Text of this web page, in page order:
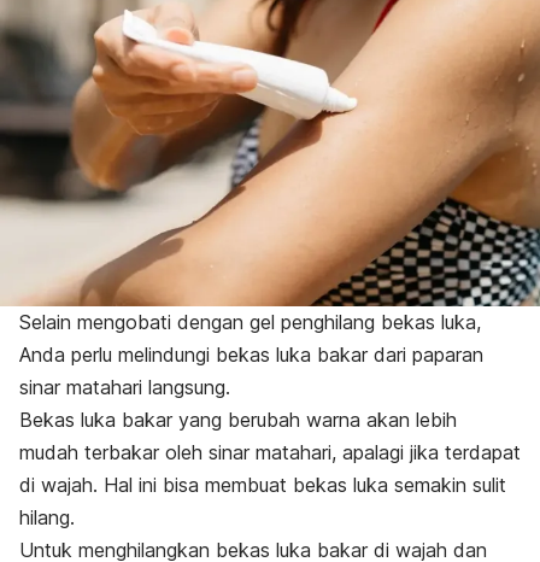
Selain mengobati dengan gel penghilang bekas luka,
Anda perlu melindungi bekas luka bakar dari paparan
sinar matahari langsung.
Bekas luka bakar yang berubah warna akan lebih
mudah terbakar oleh sinar matahari, apalagi jika terdapat
di wajah. Hal ini bisa membuat bekas luka semakin sulit
hilang.
Untuk menghilangkan bekas luka bakar di wajah dan